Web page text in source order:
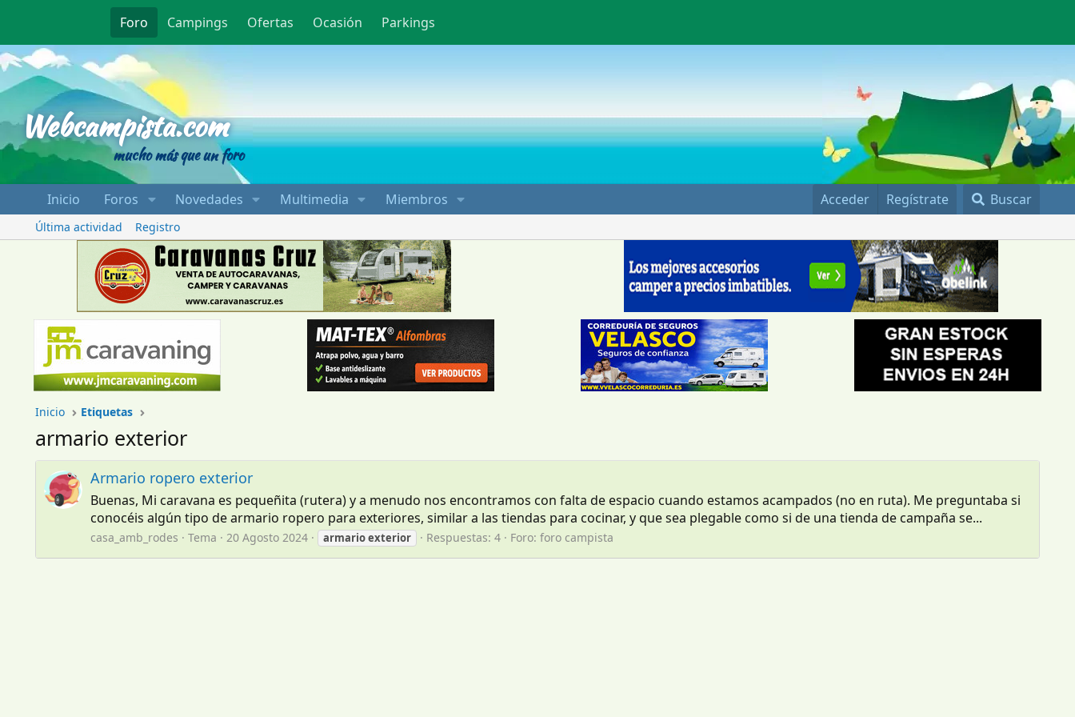
Foro Campings Ofertas Ocasión Parkings
Webcampista.com
mucho más que un foro
Inicio Foros Novedades Multimedia Miembros Acceder Regístrate Buscar
Última actividad Registro
Inicio Etiquetas
armario exterior
Armario ropero exterior
Buenas, Mi caravana es pequeñita (rutera) y a menudo nos encontramos con falta de espacio cuando estamos acampados (no en ruta). Me preguntaba si
conocéis algún tipo de armario ropero para exteriores, similar a las tiendas para cocinar, y que sea plegable como si de una tienda de campaña se...
casa_amb_rodes Tema 20 Agosto 2024 armarioexterior Respuestas: 4 Foro: foro campista